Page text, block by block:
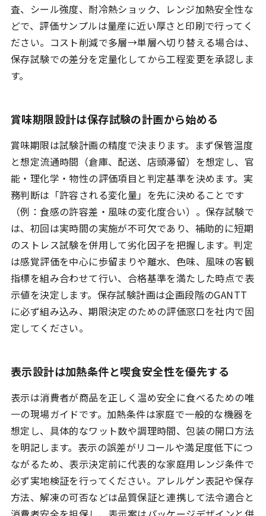
ホーム
サービス
-Chef AI α版
キャスティング
コンサルティング
-マーケティング
査、シール強度、耐冷熱ショック、レンジ加熱安全性な
どで、評価サンプルは量産に近い厚さと印刷で行ってく
ださい。コスト削減で多層→単層へ切り替える場合は、
保存試験での差分を定量化してから工程変更を承認しま
す。
賞味期限設計は保存試験の計画から始める
賞味期限は試験計画の精度で決まります。まず保管温度
と想定流通時間（倉庫、配送、店頭滞留）を想定し、官
能・理化学・物性の評価項目と判定基準を決めます。実
務判断は「許容される変化量」を先に決めることです
（例：食感の許容差・風味の変化度合い）。保存試験で
は、初回は実時間の実施が不可欠であり、補助的に短期
のストレス試験を併用して劣化因子を把握します。判定
は感覚評価を中心に歩留まりや離水、色味、風味の客観
指標を組み合わせて行い、合格基準を満たした時点で表
示値を決定します。保存試験計画は企画段階のGANTT
に必ず組み込み、期限決定のための評価窓口を社内で固
定してください。
表示設計は加熱条件と喫食安全性を優先する
表示は消費者が商品を正しく温め安全に食べるための唯
一の現場ガイドです。加熱条件は家庭で一般的な機器を
想定し、具体的なワット数や調理時間、包装の開口方法
を明記します。表示の誤差がリコールや満足度低下につ
ながるため、表示決定前に代表的な家庭用レンジ条件で
必ず実地検証を行ってください。アレルゲン表記や保存
方法、解凍の可否などは品質保証と連携して法令適合と